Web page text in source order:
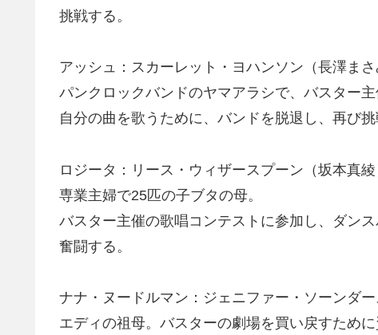
挑戦する。
アッシュ：スカーレット・ヨハンソン（長澤まさ
パンクロックバンドのヤマアラシで、バスター主
自分の曲を歌うために、バンドを脱退し、再び挑
ロジータ：リース・ウィザースプーン（坂本真綾
専業主婦で25匹の子ブタの母。
バスター主催の歌唱コンテストに参加し、ダン
奮闘する。
ナナ・ヌードルマン：ジェニファー・ソーンダー
エディの祖母。バスターの劇場を買い戻すために